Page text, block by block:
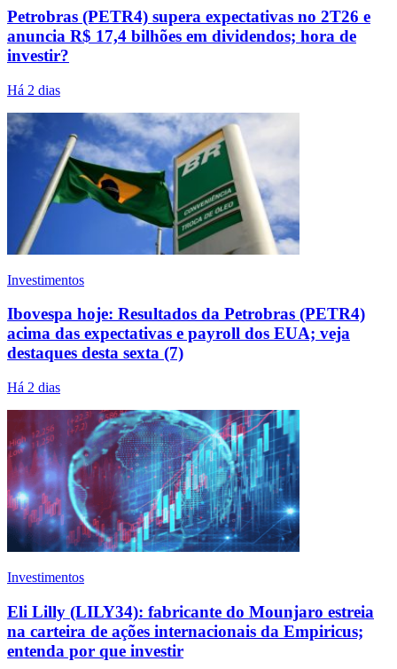
Petrobras (PETR4) supera expectativas no 2T26 e
anuncia R$ 17,4 bilhões em dividendos; hora de
investir?
Há 2 dias
Investimentos
Ibovespa hoje: Resultados da Petrobras (PETR4)
acima das expectativas e payroll dos EUA; veja
destaques desta sexta (7)
Há 2 dias
Investimentos
Eli Lilly (LILY34): fabricante do Mounjaro estreia
na carteira de ações internacionais da Empiricus;
entenda por que investir